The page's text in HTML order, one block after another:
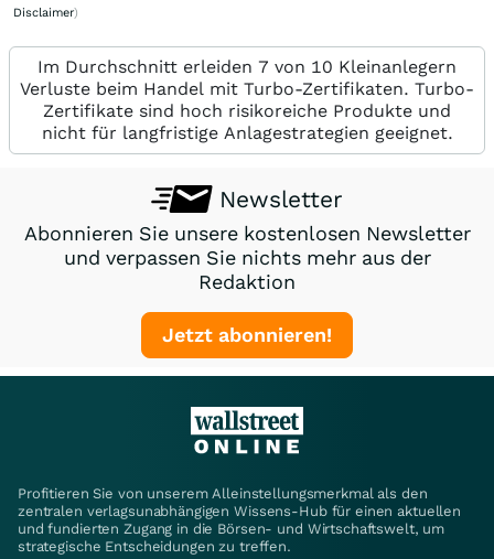
Disclaimer)
Im Durchschnitt erleiden 7 von 10 Kleinanlegern
Verluste beim Handel mit Turbo-Zertifikaten. Turbo-
Zertifikate sind hoch risikoreiche Produkte und
nicht für langfristige Anlagestrategien geeignet.
Newsletter
Abonnieren Sie unsere kostenlosen Newsletter
und verpassen Sie nichts mehr aus der
Redaktion
Jetzt abonnieren!
Profitieren Sie von unserem Alleinstellungsmerkmal als den
zentralen verlagsunabhängigen Wissens-Hub für einen aktuellen
und fundierten Zugang in die Börsen- und Wirtschaftswelt, um
strategische Entscheidungen zu treffen.